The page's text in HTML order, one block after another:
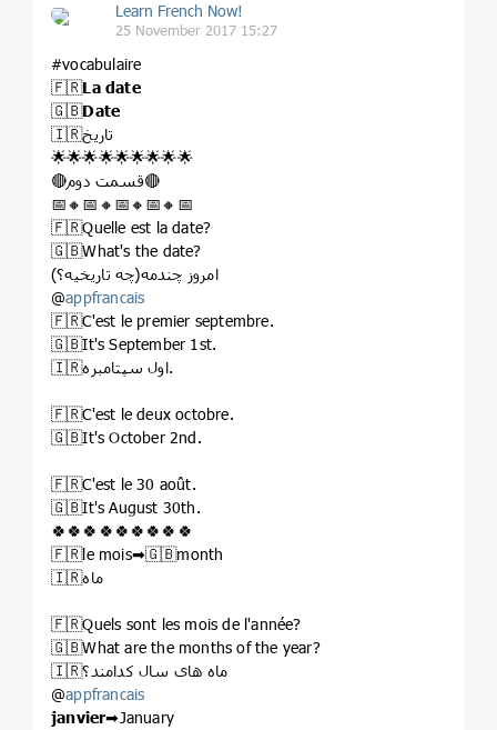
Learn French Now!
25 November 2017 15:27
#vocabulaire
🇫🇷La date
🇬🇧Date
🇮🇷تاریخ
🌟🌟🌟🌟🌟🌟🌟🌟🌟
🔴قسمت دوم🔴
📅🔸📅🔸📅🔸📅🔸📅
🇫🇷Quelle est la date?
🇬🇧What's the date?
امروز چندمه(چه تاریخیه؟)
@appfrancais
🇫🇷C'est le premier septembre.
🇬🇧It's September 1st.
🇮🇷اول سپتامبره.
🇫🇷C'est le deux octobre.
🇬🇧It's October 2nd.
🇫🇷C'est le 30 août.
🇬🇧It's August 30th.
🍀🍀🍀🍀🍀🍀🍀🍀🍀
🇫🇷le mois➡🇬🇧month
🇮🇷ماه
🇫🇷Quels sont les mois de l'année?
🇬🇧What are the months of the year?
🇮🇷ماه های سال کدامند؟
@appfrancais
janvier➡January